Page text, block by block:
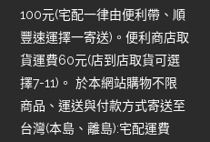
100元(宅配一律由便利帶、順
豐速運擇一寄送)。便利商店取
貨運費60元(店到店取貨可選
擇7-11)。 於本網站購物不限
商品、運送與付款方式寄送至
台灣(本島、離島):宅配運費